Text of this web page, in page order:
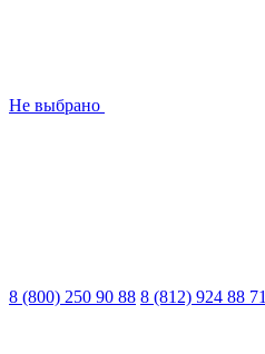
Не выбрано
8 (800) 250 90 88 8 (812) 924 88 71